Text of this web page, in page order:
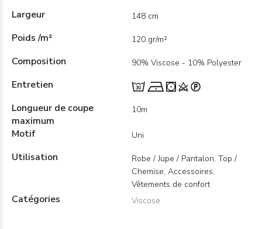
Largeur 148 cm
Poids /m² 120 gr/m²
Composition 90% Viscose - 10% Polyester
Entretien
Longueur de coupe
maximum
10m
Motif Uni
Utilisation
Robe / Jupe / Pantalon, Top /
Chemise, Accessoires,
Vêtements de confort
Catégories Viscose